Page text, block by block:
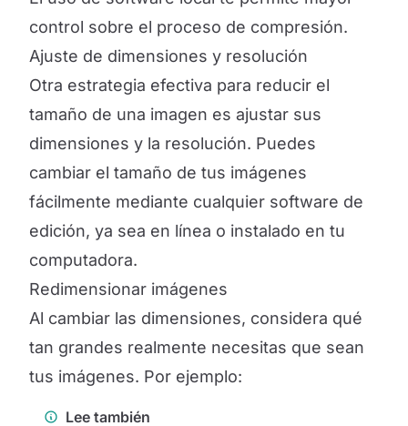
control sobre el proceso de compresión.
Ajuste de dimensiones y resolución
Otra estrategia efectiva para reducir el
tamaño de una imagen es ajustar sus
dimensiones y la resolución. Puedes
cambiar el tamaño de tus imágenes
fácilmente mediante cualquier software de
edición, ya sea en línea o instalado en tu
computadora.
Redimensionar imágenes
Al cambiar las dimensiones, considera qué
tan grandes realmente necesitas que sean
tus imágenes. Por ejemplo:
Lee también